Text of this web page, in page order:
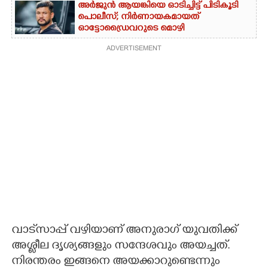
അർജുൻ ആയങ്കിയെ ഓടിച്ചിട്ട് പിടികൂടി
പൊലീസ്; നിർണായകമായത്
ഓട്ടോഡ്രൈവറുടെ മൊഴി
ADVERTISEMENT
വാട്‌സാപ്പ് വഴിയാണ് അനുരാഗ് യുവതിക്ക്
അശ്ലീല ദൃശ്യങ്ങളും സന്ദേശവും അയച്ചത്.
നിരന്തരം ഇങ്ങനെ അയക്കാറുണ്ടെന്നും